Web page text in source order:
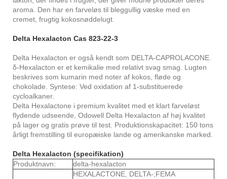
aroma. Den har en farveløs til bleggullig væske med en
cremet, frugtig kokosnøddelugt.
Delta Hexalacton Cas 823-22-3
Delta Hexalacton er også kendt som DELTA-CAPROLACONE.
δ-Hexalacton er et kemikalie med relativt svag smag. Lugten
beskrives som kumarin med noter af kokos, fløde og
chokolade. Syntese: Ved oxidation af 1-substituerede
cycloalkaner.
Delta Hexalactone i premium kvalitet med et klart farveløst
flydende udseende, Odowell Delta Hexalacton af høj kvalitet
på lager og gratis prøve til test. Produktionskapacitet: 150 tons
årligt fremstilling til europæiske lande og amerikanske marked.
Delta Hexalacton (specifikation)
Produktnavn:
delta-hexalacton
HEXALACTONE, DELTA-;FEMA